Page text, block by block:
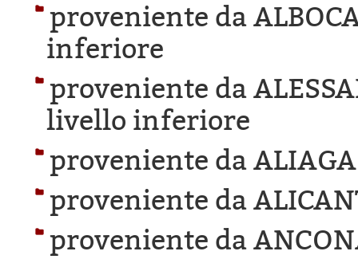
proveniente da
inferiore
proveniente da
livello inferiore
proveniente da
proveniente da
proveniente da